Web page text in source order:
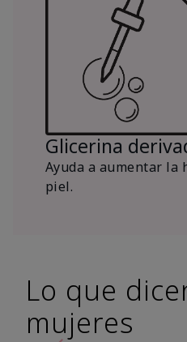
Glicerina
Ayuda a aumentar la
piel.
Lo que
mujeres